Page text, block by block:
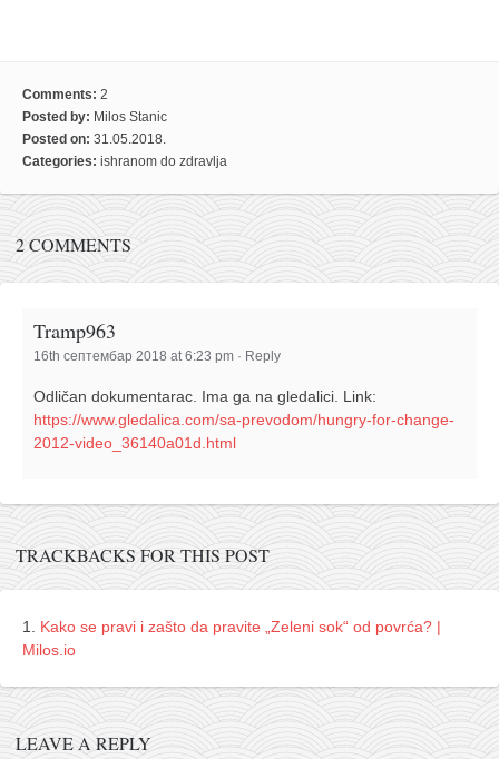
kushanku
passai
kobudo
nunchaku
tonfa
sai
timbei rochin
tsunami dojo
snimci nastupa
galerija kluba
članarina
kontakt
besplatna e-knjiga
termini treninga
moja priča
Comments: 2
Posted by: Milos Stanic
Posted on: 31.05.2018.
Categories: ishranom do zdravlja
2 COMMENTS
Tramp963
16th септембар 2018 at 6:23 pm · Reply
Odličan dokumentarac. Ima ga na gledalici. Link:
https://www.gledalica.com/sa-prevodom/hungry-for-change-
2012-video_36140a01d.html
TRACKBACKS FOR THIS POST
Kako se pravi i zašto da pravite „Zeleni sok“ od povrća? |
Milos.io
LEAVE A REPLY